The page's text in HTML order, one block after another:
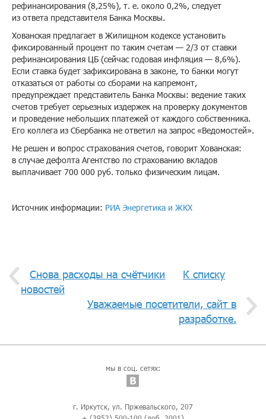
рефинансирования (8,25%), т. е. около 0,2%, следует
из ответа представителя Банка Москвы.
Хованская предлагает в Жилищном кодексе установить
фиксированный процент по таким счетам — 2/3 от ставки
рефинансирования ЦБ (сейчас годовая инфляция — 8,6%).
Если ставка будет зафиксирована в законе, то банки могут
отказаться от работы со сборами на капремонт,
предупреждает представитель Банка Москвы: ведение таких
счетов требует серьезных издержек на проверку документов
и проведение небольших платежей от каждого собственника.
Его коллега из Сбербанка не ответил на запрос «Ведомостей».
Не решен и вопрос страхования счетов, говорит Хованская:
в случае дефолта Агентство по страхованию вкладов
выплачивает 700 000 руб. только физическим лицам.
Источник информации: РИА Энергетика и ЖКХ
Снова расходы на счётчики
К списку
новостей
Уважаемые посетители, сайт в
разработке.
мы в соц. сетях:
г. Иркутск, ул. Пржевальского, 207